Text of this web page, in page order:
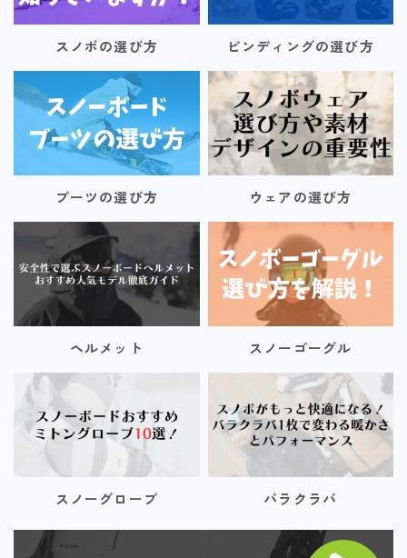
スノボの選び方 ビンディングの選び方
ブーツの選び方 ウェアの選び方
ヘルメット スノーゴーグル
スノーグローブ バラクラバ